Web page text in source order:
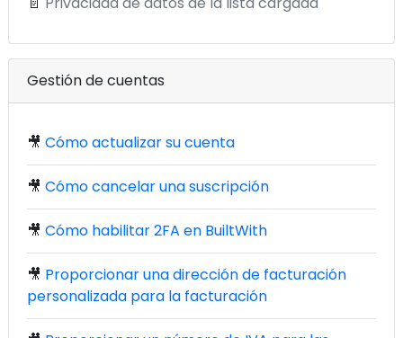
Gestión de cuentas
🎥 Cómo actualizar su cuenta
🎥 Cómo cancelar una suscripción
🎥 Cómo habilitar 2FA en BuiltWith
🎥 Proporcionar una dirección de facturación
personalizada para la facturación